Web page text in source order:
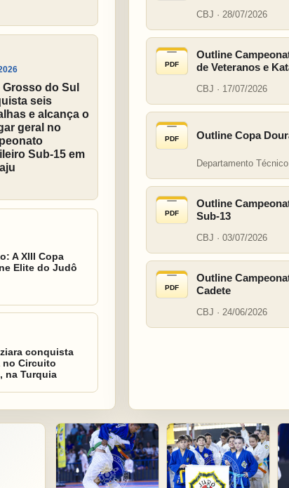
Grosso do Sul
seis
e alcança o
geral no
Sub-15 em
A XIII Copa
Elite do Judô
conquista
no Circuito
na Turquia
CBJ · 28/07/2026
PDF
Outline
de Veteranos e
CBJ · 17/07/2026
PDF Outline Copa
Departamento
PDF
Outline
Sub-13
CBJ · 03/07/2026
PDF
Outline
Cadete
CBJ · 24/06/2026